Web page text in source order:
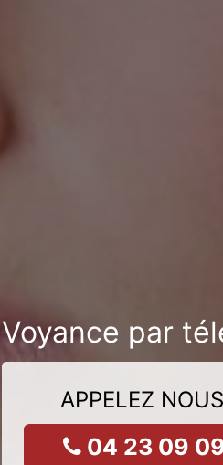
Voyance par
APPELEZ
04 23 09